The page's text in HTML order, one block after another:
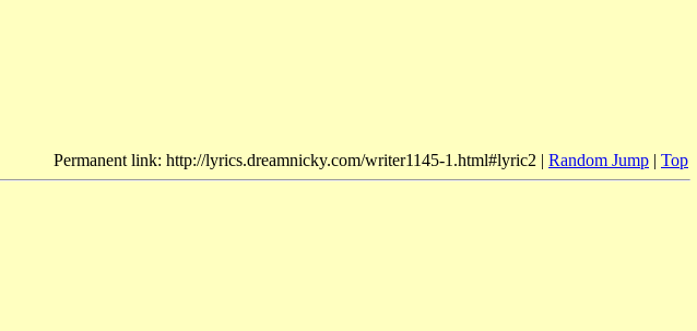
Permanent link: http://lyrics.dreamnicky.com/writer1145-1.html#lyric2 | Random Jump | Top